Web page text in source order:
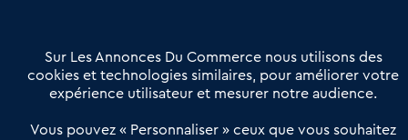
Offres Pro
Actualités
Qui sommes nous ?
Derniers articles
Sur Les Annonces Du Commerce nous utilisons des
cookies et technologies similaires, pour améliorer votre
expérience utilisateur et mesurer notre audience.
Vous pouvez « Personnaliser » ceux que vous souhaitez